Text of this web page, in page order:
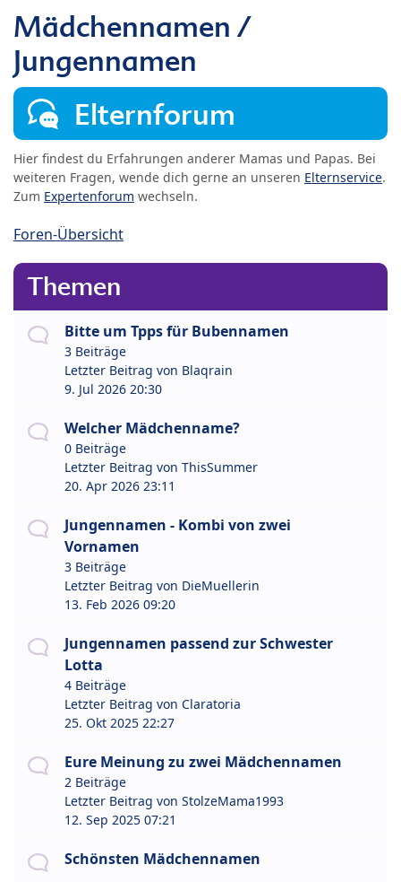
Mädchennamen /
Jungennamen
Elternforum
Hier findest du Erfahrungen anderer Mamas und Papas. Bei
weiteren Fragen, wende dich gerne an unseren Elternservice.
Zum Expertenforum wechseln.
Foren-Übersicht
Themen
Bitte um Tpps für Bubennamen
3 Beiträge
Letzter Beitrag von Blaqrain
9. Jul 2026 20:30
Welcher Mädchenname?
0 Beiträge
Letzter Beitrag von ThisSummer
20. Apr 2026 23:11
Jungennamen - Kombi von zwei
Vornamen
3 Beiträge
Letzter Beitrag von DieMuellerin
13. Feb 2026 09:20
Jungennamen passend zur Schwester
Lotta
4 Beiträge
Letzter Beitrag von Claratoria
25. Okt 2025 22:27
Eure Meinung zu zwei Mädchennamen
2 Beiträge
Letzter Beitrag von StolzeMama1993
12. Sep 2025 07:21
Schönsten Mädchennamen